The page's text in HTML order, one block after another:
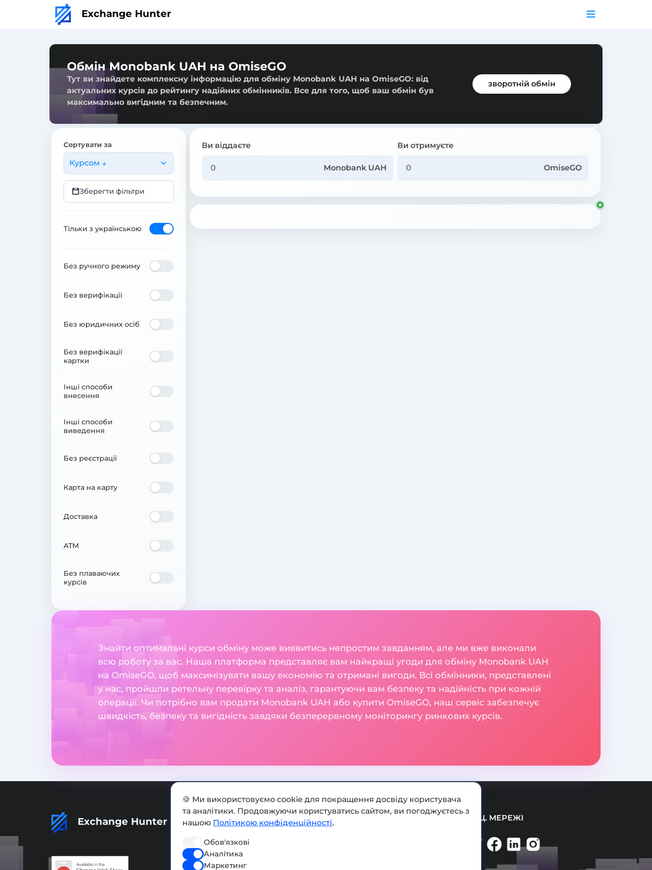
Exchange Hunter
Обмін Monobank UAH на OmiseGO
Тут ви знайдете комплексну інформацію для обміну Monobank UAH на OmiseGO: від
актуальних курсів до рейтингу надійних обмінників. Все для того, щоб ваш обмін був
максимально вигідним та безпечним.
зворотній обмін
Сортувати за
Курсом ↓
Зберегти фільтри
Тільки з українською
Без ручного режиму
Без верифікації
Без юридичних осіб
Без верифікації
картки
Інші способи
внесення
Інші способи
виведення
Без реєстрації
Карта на карту
Доставка
ATM
Без плаваючих
курсів
Ви віддаєте
Monobank UAH
Ви отримуєте
OmiseGO
Знайти оптимальні курси обміну може виявитись непростим завданням, але ми вже виконали
всю роботу за вас. Наша платформа представляє вам найкращі угоди для обміну Monobank UAH
на OmiseGO, щоб максимізувати вашу економію та отримані вигоди. Всі обмінники, представлені
у нас, пройшли ретельну перевірку та аналіз, гарантуючи вам безпеку та надійність при кожній
операції. Чи потрібно вам продати Monobank UAH або купити OmiseGO, наш сервіс забезпечує
швидкість, безпеку та вигідність завдяки безперервному моніторингу ринкових курсів.
Exchange Hunter Додати обмінник СОЦ. МЕРЕЖІ
🍪 Ми використовуємо cookie для покращення досвіду користувача
та аналітики. Продовжуючи користуватись сайтом, ви погоджуєтесь з
нашою Політикою конфіденційності.
Обов'язкові
Аналітика
Маркетинг